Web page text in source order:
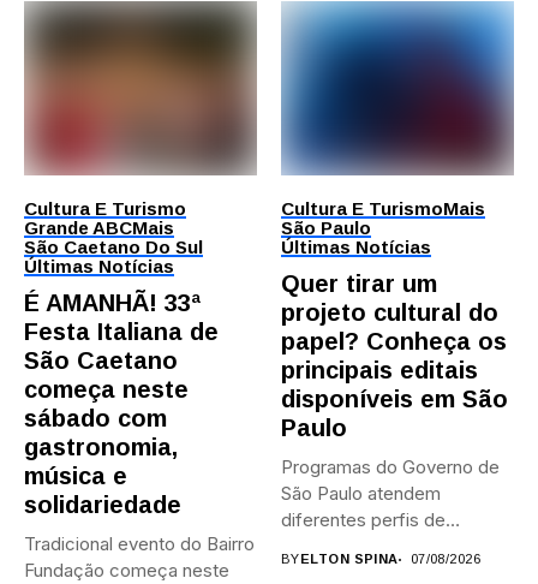
Cultura E Turismo
Grande ABCMais
São Caetano Do Sul
Últimas Notícias
É AMANHÃ! 33ª
Festa Italiana de
São Caetano
começa neste
sábado com
gastronomia,
música e
solidariedade
Tradicional evento do Bairro
Fundação começa neste
Cultura E TurismoMais
São Paulo
Últimas Notícias
Quer tirar um
projeto cultural do
papel? Conheça os
principais editais
disponíveis em São
Paulo
Programas do Governo de
São Paulo atendem
diferentes perfis de
BY ELTON SPINA 07/08/2026